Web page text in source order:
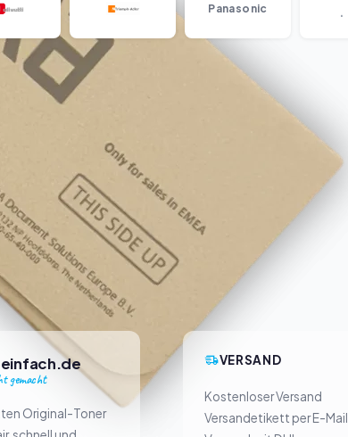
Panasonic
gemacht
Original-Toner
VERSAND
Kostenloser Versand
Versandetikett per E-Mail